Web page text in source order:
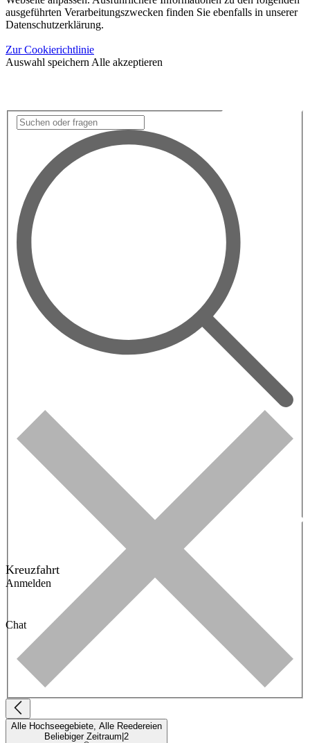
ausgeführten Verarbeitungszwecken finden Sie ebenfalls in unserer
Datenschutzerklärung.
Zur Cookierichtlinie
Auswahl speichern Alle akzeptieren
Kreuzfahrt
Anmelden
Chat
Alle Hochseegebiete, Alle Reedereien
Beliebiger Zeitraum 2